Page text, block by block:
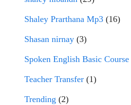
Shaley Prarthana Mp3 (16)
Shasan nirnay (3)
Spoken English Basic Course
Teacher Transfer (1)
Trending (2)